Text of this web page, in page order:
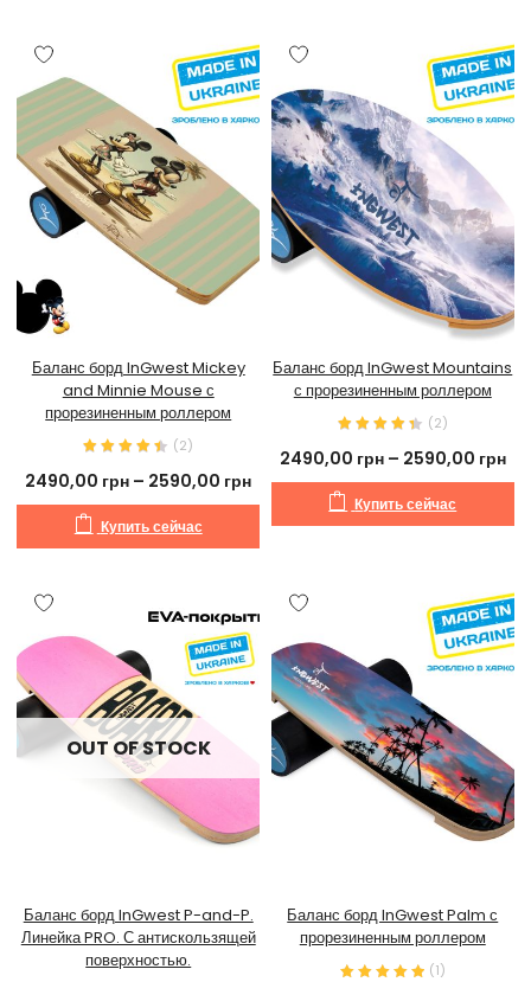
Баланс борд InGwest Mickey
and Minnie Mouse с
прорезиненным роллером
(2)
2490,00 грн – 2590,00 грн
Купить сейчас
Баланс борд InGwest Mountains
с прорезиненным роллером
(2)
2490,00 грн– 2590,00 грн
Купить сейчас
OUT OF STOCK
Баланс борд InGwest P-and-P.
Линейка PRO. С антискользящей
поверхностью.
Баланс борд InGwest Palm с
прорезиненным роллером
(1)